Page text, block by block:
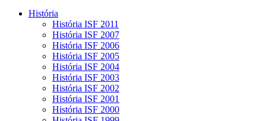
História
História ISF 2011
História ISF 2007
História ISF 2006
História ISF 2005
História ISF 2004
História ISF 2003
História ISF 2002
História ISF 2001
História ISF 2000